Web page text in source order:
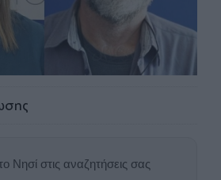
Νησί στις αναζητήσεις σας